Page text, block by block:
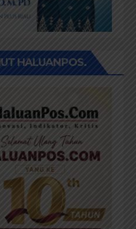
HALUANPOS.